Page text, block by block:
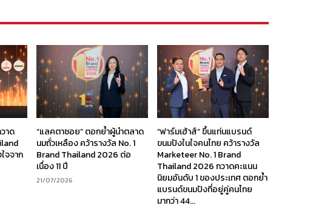
าด
จจาก
“แลคตาซอย” ตอกย้ำผู้นำตลาด
นมถั่วเหลือง คว้ารางวัล No. 1
Brand Thailand 2026 ต่อ
เนื่อง 11 ปี
21/07/2026
“ฟาร์มเฮ้าส์” ขึ้นแท่นแบรนด์
ขนมปังในใจคนไทย คว้ารางวัล
Marketeer No. 1 Brand
Thailand 2026 กวาดคะแนน
นิยมอันดับ 1 ของประเทศ ตอกย้ำ
แบรนด์ขนมปังที่อยู่คู่คนไทย
มากว่า 44...